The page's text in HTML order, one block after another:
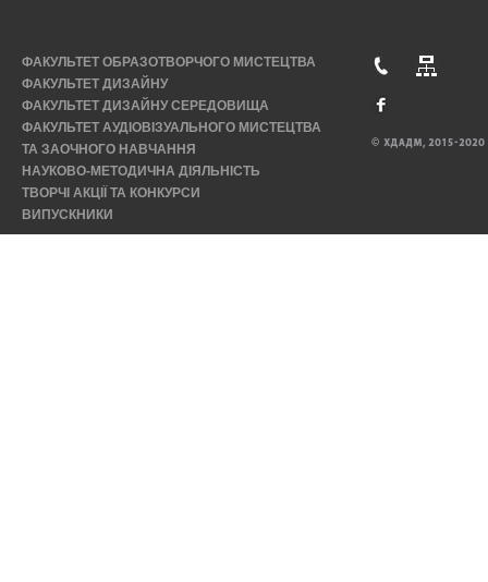
ФАКУЛЬТЕТ ОБРАЗОТВОРЧОГО МИСТЕЦТВА
ФАКУЛЬТЕТ ДИЗАЙНУ
ФАКУЛЬТЕТ ДИЗАЙНУ СЕРЕДОВИЩА
ФАКУЛЬТЕТ АУДІОВІЗУАЛЬНОГО МИСТЕЦТВА
ТА ЗАОЧНОГО НАВЧАННЯ
НАУКОВО-МЕТОДИЧНА ДІЯЛЬНІСТЬ
ТВОРЧІ АКЦІЇ ТА КОНКУРСИ
ВИПУСКНИКИ